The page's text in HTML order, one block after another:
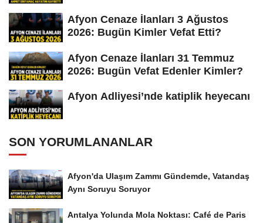
Afyon Cenaze İlanları 3 Ağustos
2026: Bugün Kimler Vefat Etti?
Afyon Cenaze İlanları 31 Temmuz
2026: Bugün Vefat Edenler Kimler?
Afyon Adliyesi’nde katiplik heyecanı
SON YORUMLANANLAR
Afyon'da Ulaşım Zammı Gündemde, Vatandaş
Aynı Soruyu Soruyor
Antalya Yolunda Mola Noktası: Café de Paris